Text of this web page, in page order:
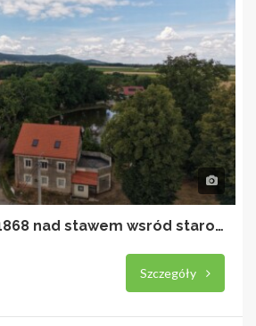
Dom zarządcy 1868 nad stawem wsród starodrzewia
Szczegóły